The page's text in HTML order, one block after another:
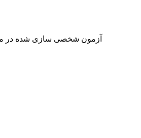
آزمون شخصی سازی شده در